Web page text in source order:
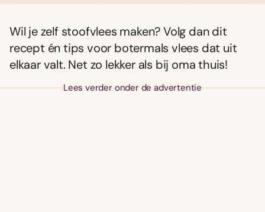
Wil je zelf stoofvlees maken? Volg dan dit
recept én tips voor botermals vlees dat uit
elkaar valt. Net zo lekker als bij oma thuis!
Lees verder onder de advertentie